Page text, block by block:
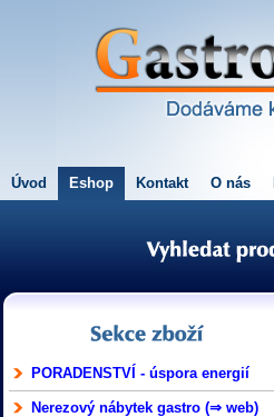
Úvod Eshop Kontakt O nás
PORADENSTVÍ - úspora energií
Nerezový nábytek gastro (⇒ web)